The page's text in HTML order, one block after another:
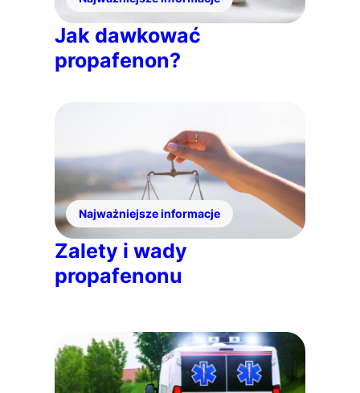
Jak dawkować
propafenon?
Najważniejsze informacje
Zalety i wady
propafenonu